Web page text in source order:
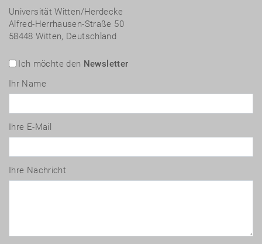
Universität Witten/Herdecke
Alfred-Herrhausen-Straße 50
58448 Witten, Deutschland
Ich möchte den Newsletter
Ihr Name
Ihre E-Mail
Ihre Nachricht